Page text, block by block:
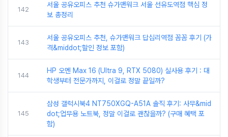
142
서울 공유오피스 추천 슈가맨워크 서울 선유도역점 핵심 정
보 총정리
143
서울 공유오피스 추천, 슈가맨워크 답십리역점 꼼꼼 후기 (가
격&middot;할인 정보 포함)
144
HP 오멘 Max 16 (Ultra 9, RTX 5080) 실사용 후기 : 대
학생부터 전문가까지, 이걸로 정말 끝일까?
145
삼성 갤럭시북4 NT750XGQ-A51A 솔직 후기: 사무&mid
dot;업무용 노트북, 정말 이걸로 괜찮을까? (구매 혜택 포
함)